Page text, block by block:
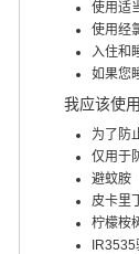
使用适
使用经
入住和
如果您
我应该使
为了防
仅用于
避蚊胺
皮卡里
柠檬桉
IR3535